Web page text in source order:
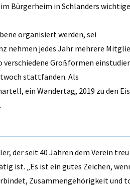
Bürgerheim in Schlanders wichtige
organisiert werden, sei
nehmen jedes Jahr mehrere
verschiedene Großformen
stattfanden. Als
ein Wandertag, 2019 zu den
der seit 40 Jahren dem Verein
ist. „Es ist ein gutes Zeichen,
Zusammengehörigkeit und